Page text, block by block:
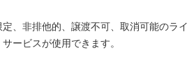
、非排他的、譲渡不可、取消可能のラ
ービスが使用できます。